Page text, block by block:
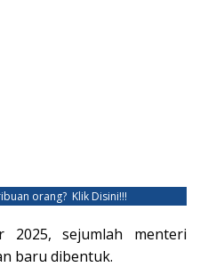
orang? Klik Disini!!!
2025, sejumlah menteri
baru dibentuk.